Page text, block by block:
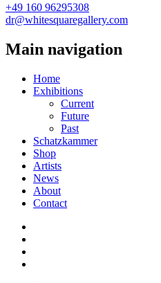
+49 160 96295308
dr@whitesquaregallery.com
Main navigation
Home
Exhibitions
Current
Future
Past
Schatzkammer
Shop
Artists
News
About
Contact